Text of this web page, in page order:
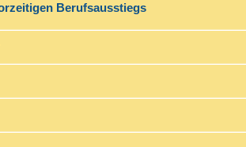
Berufsausstiegs